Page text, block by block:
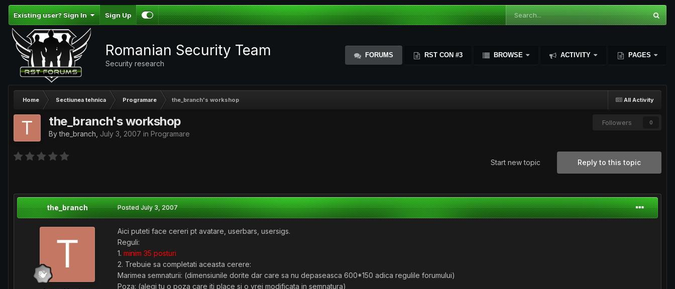
Existing user? Sign In Sign Up
Romanian Security Team
Security research
FORUMS RST CON #3 BROWSE ACTIVITY PAGES
All Activity
Home Sectiunea tehnica Programare the_branch's workshop
Followers 0
the_branch's workshop
Bythe_branch July 3, 2007 in Programare
Reply to this topic
Start new topic
the_branch PostedJuly 3, 2007
Aici puteti face cereri pt avatare, userbars, usersigs.
Reguli:
1. minim 35 posturi
2. Trebuie sa completati aceasta cerere:
Marimea semnaturii: (dimensiunile dorite dar care sa nu depaseasca 600*150 adica regulile forumului)
Poza: (alegi tu o poza care iti place si o vrei modificata in semnatura)